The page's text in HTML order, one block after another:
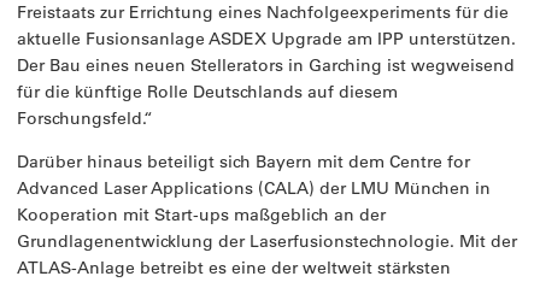
Freistaats zur Errichtung eines Nachfolgeexperiments für die
aktuelle Fusionsanlage ASDEX Upgrade am IPP unterstützen.
Der Bau eines neuen Stellerators in Garching ist wegweisend
für die künftige Rolle Deutschlands auf diesem
Forschungsfeld.“
Darüber hinaus beteiligt sich Bayern mit dem Centre for
Advanced Laser Applications (CALA) der LMU München in
Kooperation mit Start-ups maßgeblich an der
Grundlagenentwicklung der Laserfusionstechnologie. Mit der
ATLAS-Anlage betreibt es eine der weltweit stärksten